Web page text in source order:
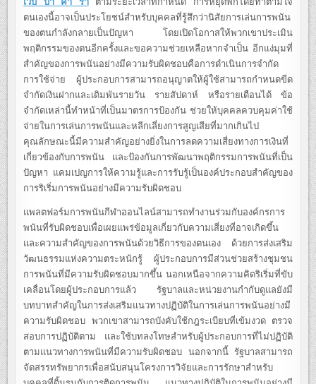
ตนเองนี้อาจเป็นประโยชน์สำหรับบุคคลที่รู้สึกว่านิสัยการเล่นการพนัน
ของตนกำลังกลายเป็นปัญหา โดยเปิดโอกาสให้พวกเขาประเมิน
พฤติกรรมของตนอีกครั้งและขอความช่วยเหลือหากจำเป็น อีกแง่มุมที่
สำคัญของการพนันอย่างมีความรับผิดชอบคือการดำเนินการจำกัด
การใช้จ่าย ผู้ประกอบการสามารถอนุญาตให้ผู้ใช้สามารถกำหนดขีด
จำกัดเงินฝากและเดิมพันรายวัน รายสัปดาห์ หรือรายเดือนได้ ข้อ
จำกัดเหล่านี้ทำหน้าที่เป็นมาตรการป้องกัน ช่วยให้บุคคลควบคุมค่าใช้
จ่ายในการเล่นการพนันและหลีกเลี่ยงการสูญเสียที่มากเกินไป
คุณลักษณะนี้มีความสำคัญอย่างยิ่งในการลดความเสี่ยงทางการเงินที่
เกี่ยวข้องกับการพนัน และป้องกันการพัฒนาพฤติกรรมการพนันที่เป็น
ปัญหา แคมเปญการให้ความรู้และการรับรู้เป็นองค์ประกอบสำคัญของ
การริเริ่มการพนันอย่างมีความรับผิดชอบ
แพลตฟอร์มการพนันกีฬาออนไลน์สามารถทำงานร่วมกับองค์กรการ
พนันที่รับผิดชอบเพื่อเผยแพร่ข้อมูลเกี่ยวกับความเสี่ยงที่อาจเกิดขึ้น
และความสำคัญของการพนันด้วยวิธีการของตนเอง ด้วยการส่งเสริม
วัฒนธรรมแห่งความตระหนักรู้ ผู้ประกอบการมีส่วนช่วยสร้างชุมชน
การพนันที่มีความรับผิดชอบมากขึ้น นอกเหนือจากความคิดริเริ่มที่ขับ
เคลื่อนโดยผู้ประกอบการแล้ว รัฐบาลและหน่วยงานกำกับดูแลยังมี
บทบาทสำคัญในการส่งเสริมแนวทางปฏิบัติในการเล่นการพนันอย่างมี
ความรับผิดชอบ พวกเขาสามารถบังคับใช้กฎระเบียบที่เข้มงวด ตรวจ
สอบการปฏิบัติตาม และใช้บทลงโทษสำหรับผู้ประกอบการที่ไม่ปฏิบัติ
ตามแนวทางการพนันที่มีความรับผิดชอบ นอกจากนี้ รัฐบาลสามารถ
จัดสรรทรัพยากรเพื่อสนับสนุนโครงการวิจัยและการรักษาสำหรับ